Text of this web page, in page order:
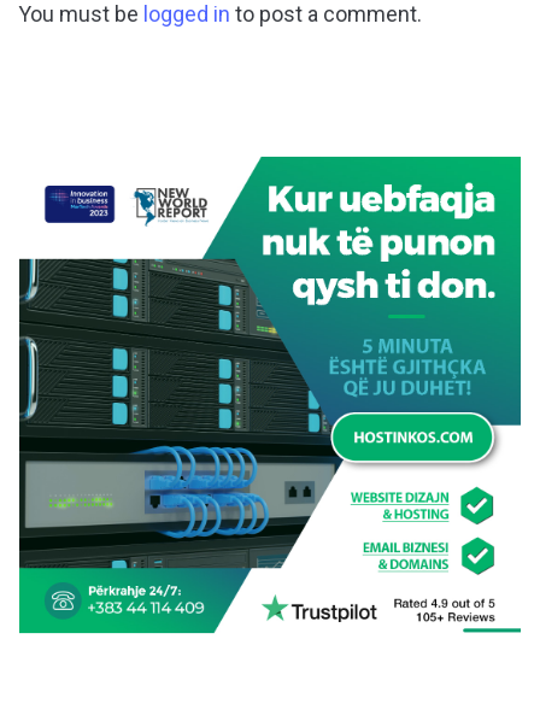
You must be logged in to post a comment.